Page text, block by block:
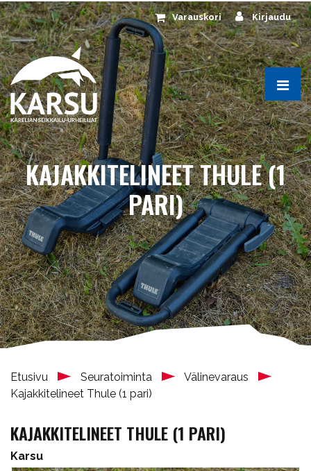
Siirry pääsisältöön
Varauskori Kirjaudu
KAJAKKITELINEET THULE (1
PARI)
Etusivu Seuratoiminta
Välinevaraus
Kajakkitelineet Thule (1 pari)
KAJAKKITELINEET THULE (1 PARI)
Karsu